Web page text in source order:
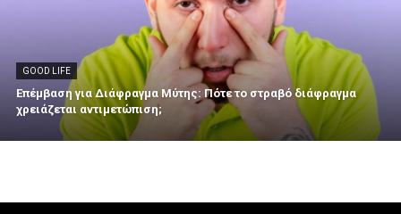
GOOD LIFE
Επέμβαση για Διάφραγμα Μύτης: Πότε το στραβό διάφραγμα
χρειάζεται αντιμετώπιση;